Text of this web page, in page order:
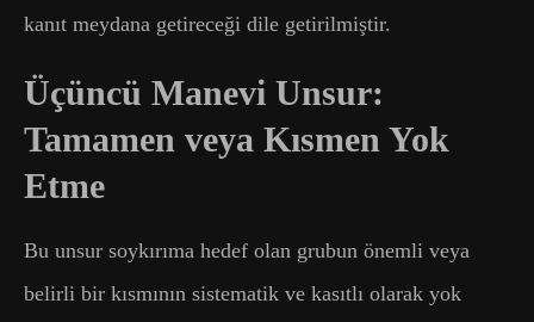
kanıt meydana getireceği dile getirilmiştir.
Üçüncü Manevi Unsur:
Tamamen veya Kısmen Yok
Etme
Bu unsur soykırıma hedef olan grubun önemli veya
belirli bir kısmının sistematik ve kasıtlı olarak yok